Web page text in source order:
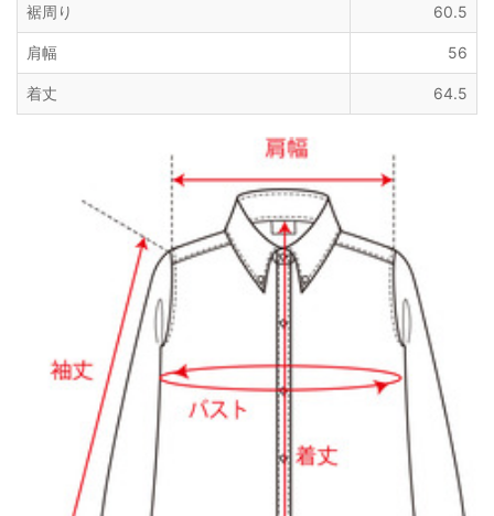
裾周り 60.5
肩幅 56
着丈 64.5